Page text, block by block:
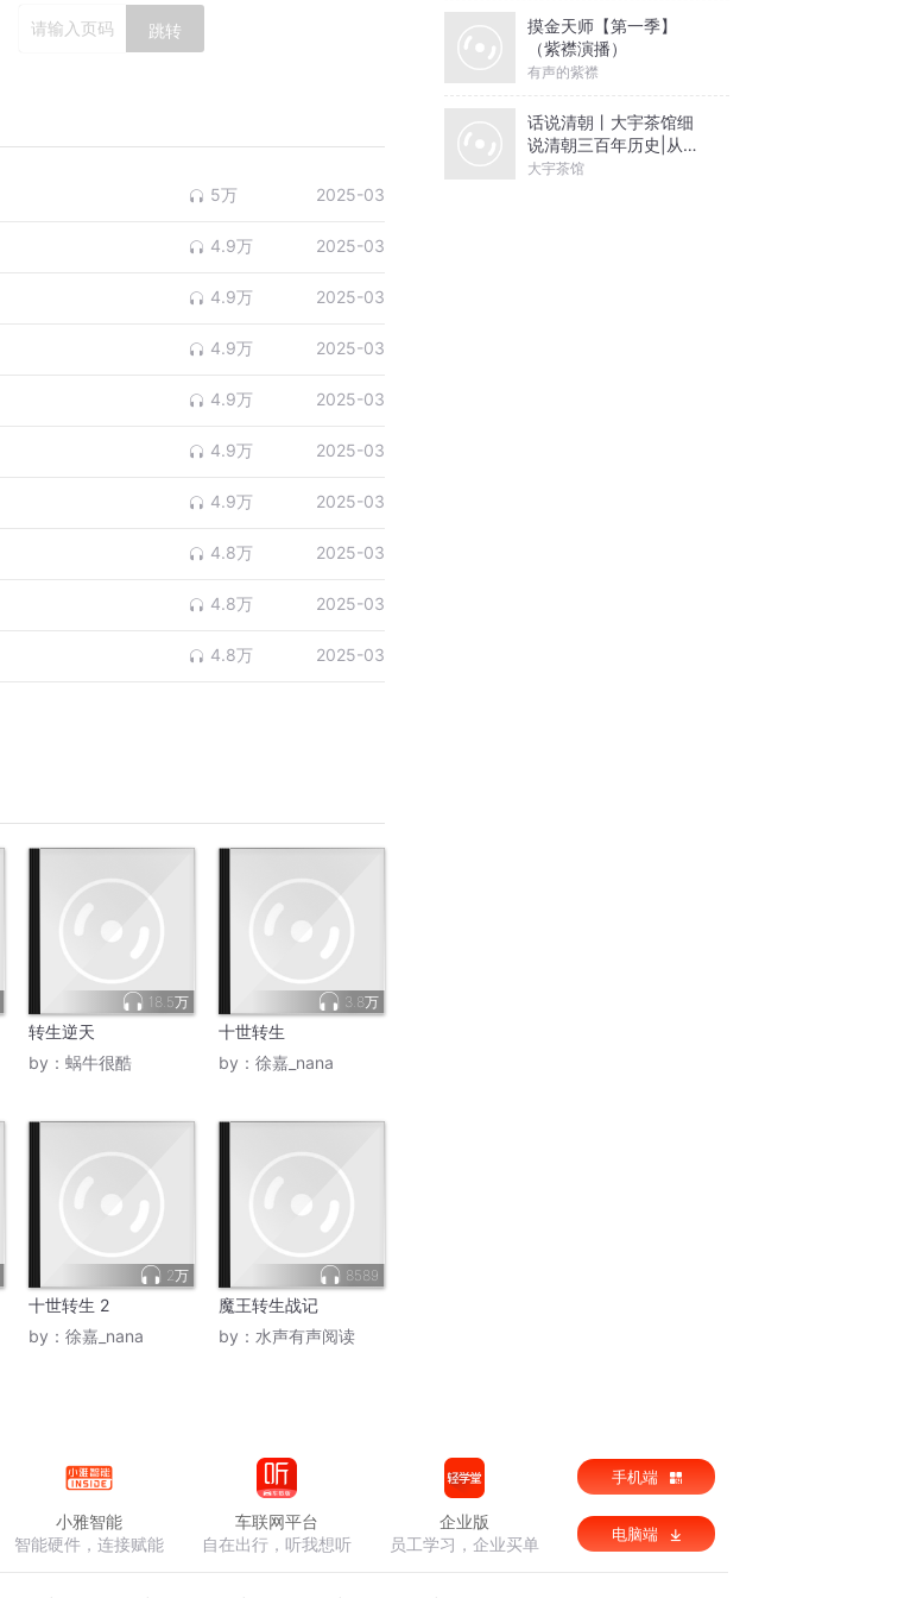
跳转
5万 2025-03
4.9万 2025-03
4.9万 2025-03
4.9万 2025-03
4.9万 2025-03
4.9万 2025-03
4.9万 2025-03
4.8万 2025-03
4.8万 2025-03
4.8万 2025-03
18.5万
转生逆天
by： 蜗牛很酷
3.8万
十世转生
by： 徐嘉_nana
2万
十世转生 2
by： 徐嘉_nana
8589
魔王转生战记
by： 水声有声阅读
摸金天师【第一季】
（紫襟演播）
有声的紫襟
话说清朝丨大宇茶馆细
说清朝三百年历史|从努
尔哈赤到末代皇帝溥仪|
大宇茶馆
小雅智能
智能硬件，连接赋能
车联网平台
自在出行，听我想听
企业版
员工学习，企业买单
手机端
电脑端